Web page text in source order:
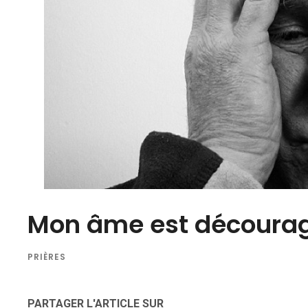
Mon âme est
PRIÈRES
PARTAGER L'ARTICLE SUR